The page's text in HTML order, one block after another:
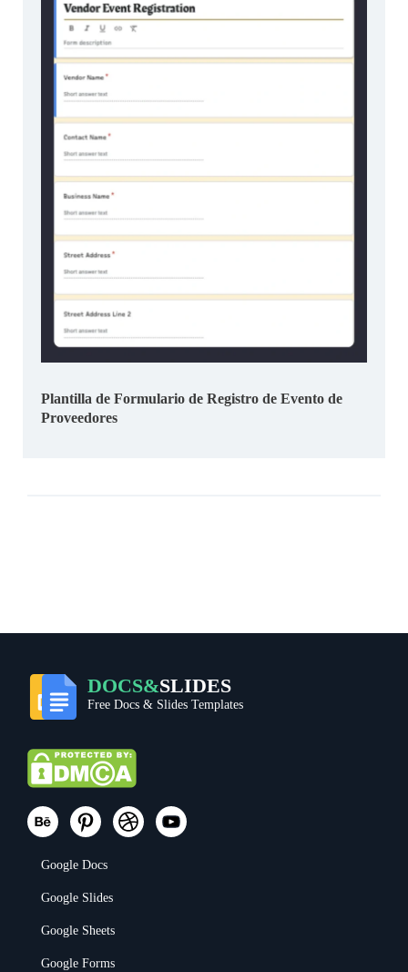
Plantilla de Formulario de Registro de Evento de
Proveedores
DOCS&SLIDES
Free Docs & Slides Templates
Google Docs
Google Slides
Google Sheets
Google Forms